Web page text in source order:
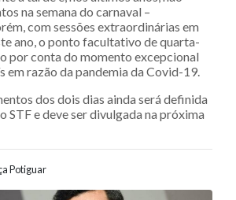
na semana do carnaval –
com sessões extraordinárias em
ano, o ponto facultativo de quarta-
por conta do momento excepcional
em razão da pandemia da Covid-19.
dos dois dias ainda será definida
STF e deve ser divulgada na próxima
Potiguar